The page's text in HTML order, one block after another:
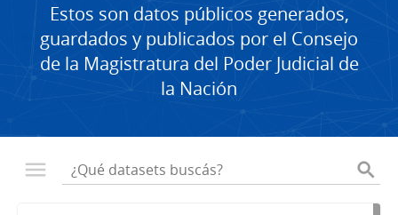
Estos son datos públicos generados,
guardados y publicados por el Consejo
de la Magistratura del Poder Judicial de
la Nación